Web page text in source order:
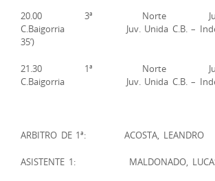
20.00 3ª Norte Juv.
C.Baigorria Juv. Unida C.B. –
35’)
21.30 1ª Norte Juv.
C.Baigorria Juv. Unida C.B. –
ARBITRO DE 1ª: ACOSTA, LEANDRO
ASISTENTE 1: MALDONADO, LUCAS